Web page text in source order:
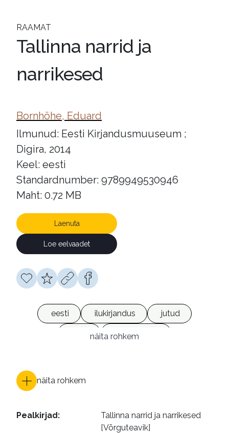
RAAMAT
Tallinna narrid ja
narrikesed
Bornhöhe, Eduard
Ilmunud: Eesti Kirjandusmuuseum ;
Digira, 2014
Keel: eesti
Standardnumber: 9789949530946
Maht: 0.72 MB
Laenuta
Loe eelvaadet
eesti ilukirjandus
jutud
e-raamatud
näita rohkem
näita rohkem
Pealkirjad:
Tallinna narrid ja narrikesed
[Võrguteavik]